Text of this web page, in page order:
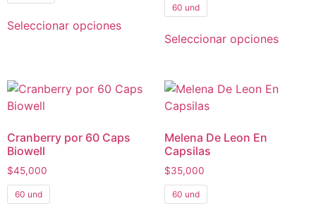
Seleccionar opciones
60 und
Seleccionar opciones
Cranberry por 60 Caps
Biowell
$45,000
60 und
Melena De Leon En
Capsilas
$35,000
60 und